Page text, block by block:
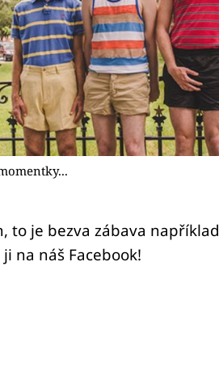
to je bezva zábava například
na náš Facebook!